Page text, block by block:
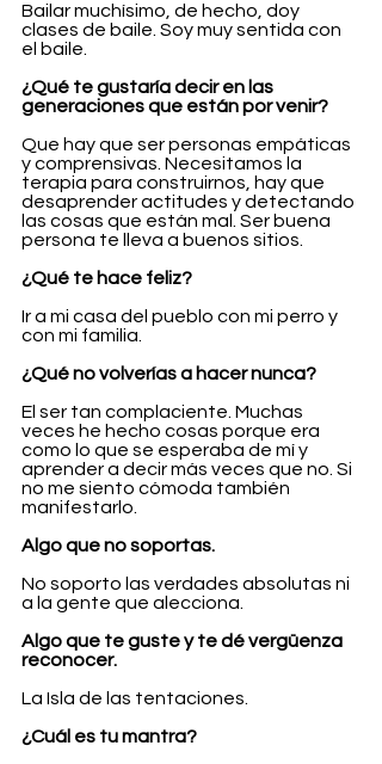
Bailar muchísimo, de hecho, doy
clases de baile. Soy muy sentida con
el baile.
¿Qué te gustaría decir en las
generaciones que están por venir?
Que hay que ser personas empáticas
y comprensivas. Necesitamos la
terapia para construirnos, hay que
desaprender actitudes y detectando
las cosas que están mal. Ser buena
persona te lleva a buenos sitios.
¿Qué te hace feliz?
Ir a mi casa del pueblo con mi perro y
con mi familia.
¿Qué no volverías a hacer nunca?
El ser tan complaciente. Muchas
veces he hecho cosas porque era
como lo que se esperaba de mí y
aprender a decir más veces que no. Si
no me siento cómoda también
manifestarlo.
Algo que no soportas.
No soporto las verdades absolutas ni
a la gente que alecciona.
Algo que te guste y te dé vergüenza
reconocer.
La Isla de las tentaciones.
¿Cuál es tu mantra?